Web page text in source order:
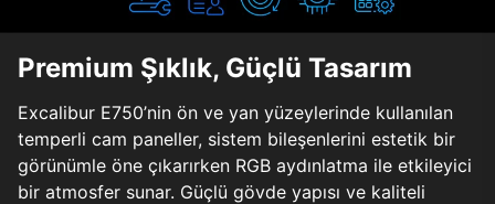
Premium Şıklık, Güçlü Tasarım
Excalibur E750’nin ön ve yan yüzeylerinde kullanılan
temperli cam paneller, sistem bileşenlerini estetik bir
görünümle öne çıkarırken RGB aydınlatma ile etkileyici
bir atmosfer sunar. Güçlü gövde yapısı ve kaliteli